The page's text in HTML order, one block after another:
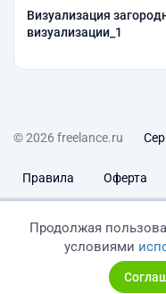
Визуализация
визуализации_1
© 2026 freelance.ru
Правила Оферта
Продолжая
условиями